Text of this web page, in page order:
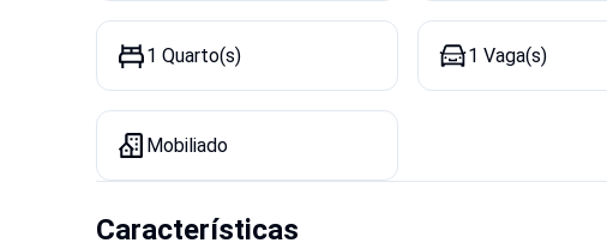
1 Quarto(s) 1 Vaga(s)
Mobiliado
Características